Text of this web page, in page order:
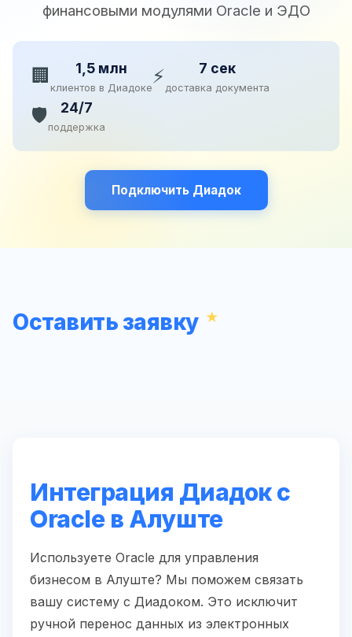
финансовыми модулями Oracle и ЭДО
🏢 1,5 млн
клиентов в Диадоке⚡ 7 сек
доставка документа
🛡️ 24/7
поддержка
Подключить Диадок
Оставить заявку
Интеграция Диадок с
Oracle в Алуште
Используете Oracle для управления
бизнесом в Алуште? Мы поможем связать
вашу систему с Диадоком. Это исключит
ручной перенос данных из электронных